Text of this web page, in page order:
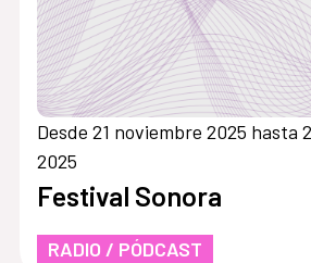
Desde 21 noviembre 2025 hasta
2025
Festival Sonora
RADIO / PÓDCAST